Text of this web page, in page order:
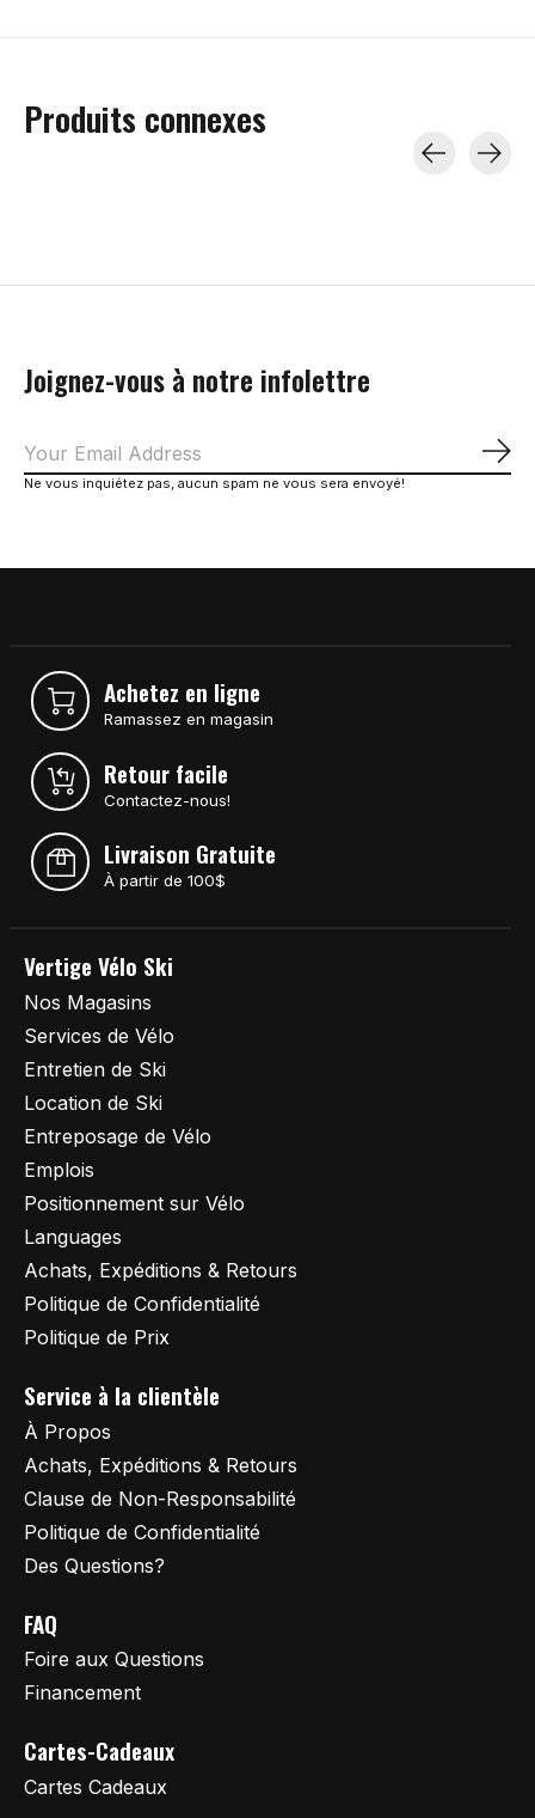
Produits connexes
Joignez-vous à notre infolettre
Ne vous inquiétez pas, aucun spam ne vous sera envoyé!
Achetez en ligne
Ramassez en magasin
Retour facile
Contactez-nous!
Livraison Gratuite
À partir de 100$
Vertige Vélo Ski
Nos Magasins
Services de Vélo
Entretien de Ski
Location de Ski
Entreposage de Vélo
Emplois
Positionnement sur Vélo
Languages
Achats, Expéditions & Retours
Politique de Confidentialité
Politique de Prix
Service à la clientèle
À Propos
Achats, Expéditions & Retours
Clause de Non-Responsabilité
Politique de Confidentialité
Des Questions?
FAQ
Foire aux Questions
Financement
Cartes-Cadeaux
Cartes Cadeaux